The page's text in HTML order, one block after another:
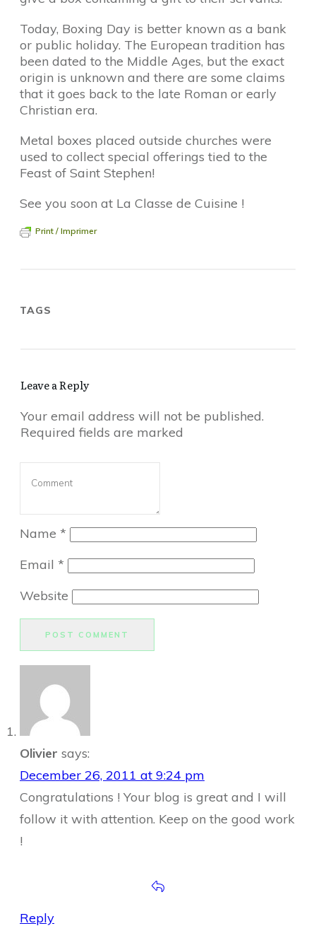
Today, Boxing Day is better known as a bank
or public holiday. The European tradition has
been dated to the Middle Ages, but the exact
origin is unknown and there are some claims
that it goes back to the late Roman or early
Christian era.
Metal boxes placed outside churches were
used to collect special offerings tied to the
Feast of Saint Stephen!
See you soon at La Classe de Cuisine !
Print / Imprimer
TAGS
Leave a Reply
Your email address will not be published.
Required fields are marked
Name *
Email *
Website
POST COMMENT
Olivier says:
December 26, 2011 at 9:24 pm
Congratulations ! Your blog is great and I will
follow it with attention. Keep on the good work
!
Reply